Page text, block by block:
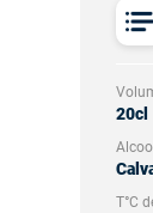
20cl
Alcool
T°C